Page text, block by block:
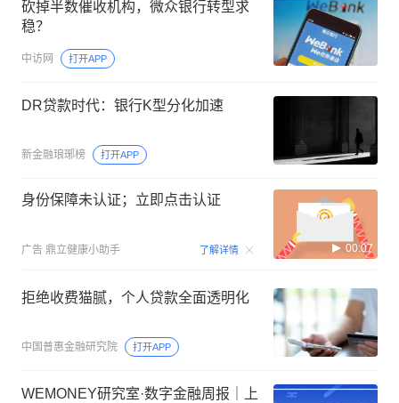
砍掉半数催收机构，微众银行转型求
稳？
中访网 打开APP
DR贷款时代：银行K型分化加速
新金融琅琊榜 打开APP
身份保障未认证；立即点击认证
广告 鼎立健康小助手 了解详情 00:07
拒绝收费猫腻，个人贷款全面透明化
中国普惠金融研究院 打开APP
WEMONEY研究室·数字金融周报｜上